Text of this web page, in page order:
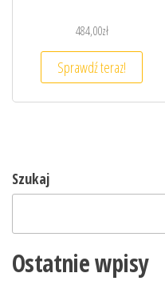
484,00zł
Sprawdź teraz!
Szukaj
Ostatnie wpisy